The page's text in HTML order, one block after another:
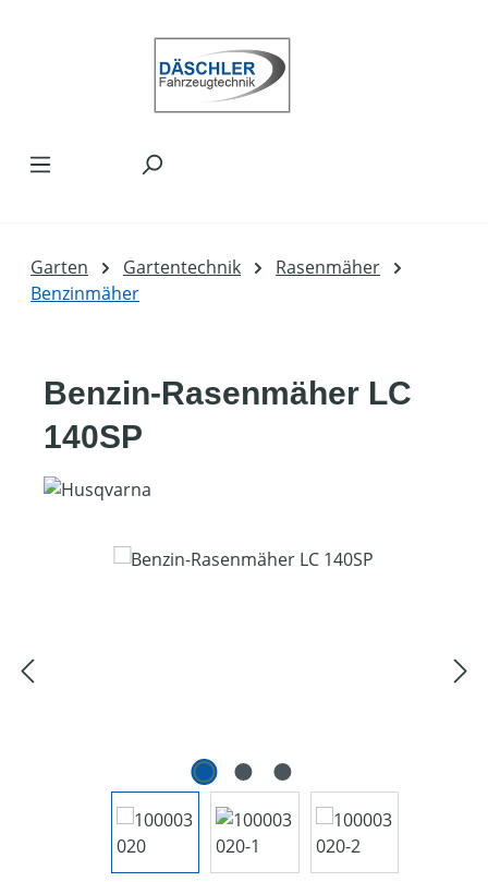
Garten Gartentechnik
Rasenmäher
Benzinmäher
Benzin-Rasenmäher LC
140SP
Bildergalerie überspringen